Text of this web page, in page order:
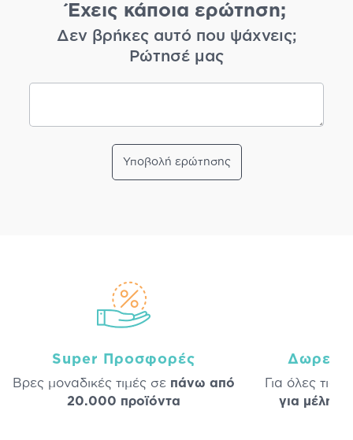
Έχεις κάποια ερώτηση;
Δεν βρήκες αυτό που ψάχνεις;
Ρώτησέ μας
Υποβολή ερώτησης
Super Προσφορές
Βρες μοναδικές τιμές σε πάνω από
20.000 προϊόντα
Δωρεάν
Για όλες τις
για μέλη